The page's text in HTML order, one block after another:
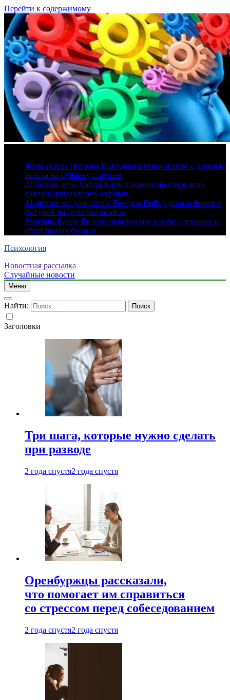
Перейти к содержимому
Жена актера Петрова Виктория в мини-платье с декольте
вышла на публику с мужем
22-летняя дочь Хайди Клум в жакете на голое тело
снялась для модного журнала
44-летняя экс-участница Pussycat Dolls удивила фанатов
фигурой на фото без штанов
Рэперша Карди Би показала фигуру в топе с декольте и
облегающих брюках
Психология
Новостная рассылка
Случайные новости
Меню
Найти:
Заголовки
Три шага, которые нужно сделать
при разводе
2 года спустя2 года спустя
Оренбуржцы рассказали,
что помогает им справиться
со стрессом перед собеседованием
2 года спустя2 года спустя